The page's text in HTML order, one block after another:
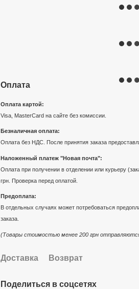
Оплата
Оплата картой:
Visa, MasterCard на сайте без комиссии.
Безналичная оплата:
Оплата без НДС. После принятия заказа
Наложенный платеж "Новая почта":
Оплата при получении в отделении или курьеру
грн. Проверка перед оплатой.
Предоплата:
В отдельных случаях может потребоваться
заказа.
(Товары стоимостью менее 200 грн
Доставка Возврат
Поделиться в соцсетях